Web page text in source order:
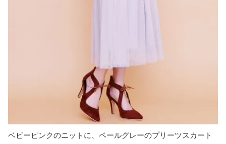
ベビーピンクのニットに、ペールグレーのプリーツスカート